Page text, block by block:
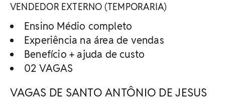
VENDEDOR EXTERNO (TEMPORARIA)
Ensino Médio completo
Experiência na área de vendas
Benefício + ajuda de custo
02 VAGAS
VAGAS DE SANTO ANTÔNIO DE JESUS